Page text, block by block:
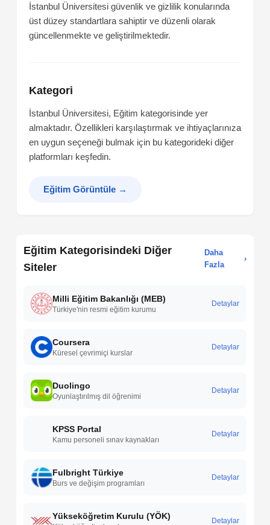
İstanbul Üniversitesi güvenlik ve gizlilik konularında
üst düzey standartlara sahiptir ve düzenli olarak
güncellenmekte ve geliştirilmektedir.
Kategori
İstanbul Üniversitesi, Eğitim kategorisinde yer
almaktadır. Özellikleri karşılaştırmak ve ihtiyaçlarınıza
en uygun seçeneği bulmak için bu kategorideki diğer
platformları keşfedin.
Eğitim Görüntüle →
Eğitim Kategorisindeki Diğer
Siteler
Daha
Fazla
›
Milli Eğitim Bakanlığı (MEB)
Türkiye'nin resmi eğitim kurumu
Detaylar
Coursera
Küresel çevrimiçi kurslar
Detaylar
Duolingo
Oyunlaştırılmış dil öğrenimi
Detaylar
KPSS Portal
Kamu personeli sınav kaynakları
Detaylar
Fulbright Türkiye
Burs ve değişim programları
Detaylar
Yükseköğretim Kurulu (YÖK) Detaylar